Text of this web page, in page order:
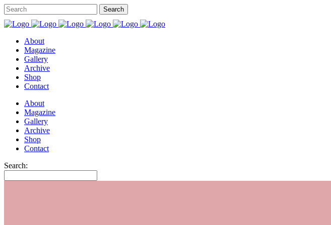
About
Magazine
Gallery
Archive
Shop
Contact
About
Magazine
Gallery
Archive
Shop
Contact
Search: